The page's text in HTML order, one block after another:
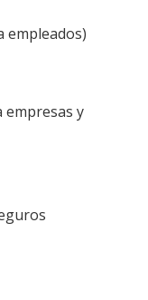
empleados)
empresas y